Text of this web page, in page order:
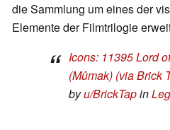
die Sammlung um eines der
Elemente der Filmtrilogie
Icons: 11395 Lord
(Mûmak) (via Brick
byu/BrickTapin